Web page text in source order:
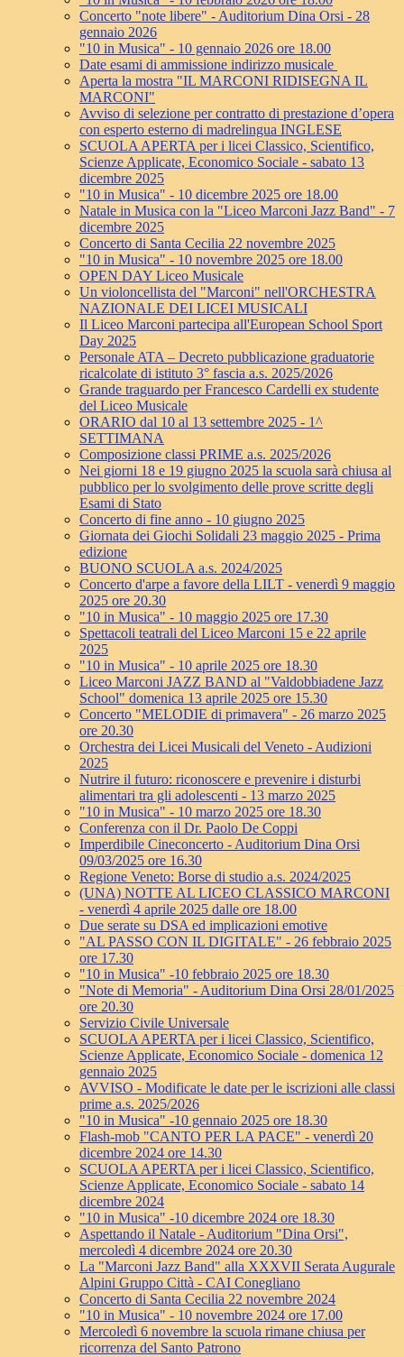
Concerto "note libere" - Auditorium Dina Orsi - 28
gennaio 2026
"10 in Musica" - 10 gennaio 2026 ore 18.00
Date esami di ammissione indirizzo musicale
Aperta la mostra "IL MARCONI RIDISEGNA IL
MARCONI"
Avviso di selezione per contratto di prestazione d’opera
con esperto esterno di madrelingua INGLESE
SCUOLA APERTA per i licei Classico, Scientifico,
Scienze Applicate, Economico Sociale - sabato 13
dicembre 2025
"10 in Musica" - 10 dicembre 2025 ore 18.00
Natale in Musica con la "Liceo Marconi Jazz Band" - 7
dicembre 2025
Concerto di Santa Cecilia 22 novembre 2025
"10 in Musica" - 10 novembre 2025 ore 18.00
OPEN DAY Liceo Musicale
Un violoncellista del "Marconi" nell'ORCHESTRA
NAZIONALE DEI LICEI MUSICALI
Il Liceo Marconi partecipa all'European School Sport
Day 2025
Personale ATA – Decreto pubblicazione graduatorie
ricalcolate di istituto 3° fascia a.s. 2025/2026
Grande traguardo per Francesco Cardelli ex studente
del Liceo Musicale
ORARIO dal 10 al 13 settembre 2025 - 1^
SETTIMANA
Composizione classi PRIME a.s. 2025/2026
Nei giorni 18 e 19 giugno 2025 la scuola sarà chiusa al
pubblico per lo svolgimento delle prove scritte degli
Esami di Stato
Concerto di fine anno - 10 giugno 2025
Giornata dei Giochi Solidali 23 maggio 2025 - Prima
edizione
BUONO SCUOLA a.s. 2024/2025
Concerto d'arpe a favore della LILT - venerdì 9 maggio
2025 ore 20.30
"10 in Musica" - 10 maggio 2025 ore 17.30
Spettacoli teatrali del Liceo Marconi 15 e 22 aprile
2025
"10 in Musica" - 10 aprile 2025 ore 18.30
Liceo Marconi JAZZ BAND al "Valdobbiadene Jazz
School" domenica 13 aprile 2025 ore 15.30
Concerto "MELODIE di primavera" - 26 marzo 2025
ore 20.30
Orchestra dei Licei Musicali del Veneto - Audizioni
2025
Nutrire il futuro: riconoscere e prevenire i disturbi
alimentari tra gli adolescenti - 13 marzo 2025
"10 in Musica" - 10 marzo 2025 ore 18.30
Conferenza con il Dr. Paolo De Coppi
Imperdibile Cineconcerto - Auditorium Dina Orsi
09/03/2025 ore 16.30
Regione Veneto: Borse di studio a.s. 2024/2025
(UNA) NOTTE AL LICEO CLASSICO MARCONI
- venerdì 4 aprile 2025 dalle ore 18.00
Due serate su DSA ed implicazioni emotive
"AL PASSO CON IL DIGITALE" - 26 febbraio 2025
ore 17.30
"10 in Musica" -10 febbraio 2025 ore 18.30
"Note di Memoria" - Auditorium Dina Orsi 28/01/2025
ore 20.30
Servizio Civile Universale
SCUOLA APERTA per i licei Classico, Scientifico,
Scienze Applicate, Economico Sociale - domenica 12
gennaio 2025
AVVISO - Modificate le date per le iscrizioni alle classi
prime a.s. 2025/2026
"10 in Musica" -10 gennaio 2025 ore 18.30
Flash-mob "CANTO PER LA PACE" - venerdì 20
dicembre 2024 ore 14.30
SCUOLA APERTA per i licei Classico, Scientifico,
Scienze Applicate, Economico Sociale - sabato 14
dicembre 2024
"10 in Musica" -10 dicembre 2024 ore 18.30
Aspettando il Natale - Auditorium "Dina Orsi",
mercoledì 4 dicembre 2024 ore 20.30
La "Marconi Jazz Band" alla XXXVII Serata Augurale
Alpini Gruppo Città - CAI Conegliano
Concerto di Santa Cecilia 22 novembre 2024
"10 in Musica" - 10 novembre 2024 ore 17.00
Mercoledì 6 novembre la scuola rimane chiusa per
ricorrenza del Santo Patrono